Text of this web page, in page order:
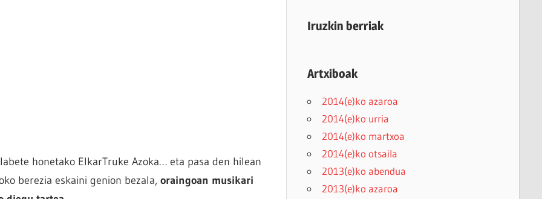
honetako ElkarTruke Azoka… eta pasa den hilean
berezia eskaini genion bezala, oraingoan musikari
Iruzkin berriak
Artxiboak
2014(e)ko azaroa
2014(e)ko urria
2014(e)ko martxoa
2014(e)ko otsaila
2013(e)ko abendua
2013(e)ko azaroa